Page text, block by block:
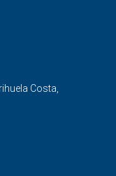
Costa,